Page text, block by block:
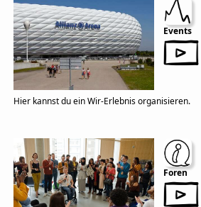
Events
Hier kannst du ein Wir-Erlebnis organisieren.
Foren